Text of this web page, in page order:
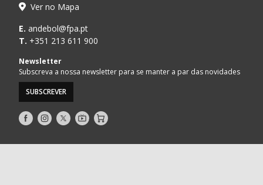
Ver no Mapa
E. andebol@fpa.pt
T. +351 213 611 900
Newsletter
Subscreva a nossa newsletter para se manter a par das novidades
SUBSCREVER
Siga-
nos
no
Siga-
nos
no
Siga-
nos
no
AndebolTV
Loja